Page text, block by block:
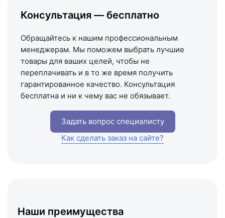
Схема проезда
Наши преимущества
Консультация — бесплатно
Обращайтесь к нашим профессиональным
менеджерам. Мы поможем выбрать лучшие
товары для ваших целей, чтобы не
переплачивать и в то же время получить
гарантированное качество. Консультация
бесплатна и ни к чему вас не обязывает.
Задать вопрос специалисту
Как сделать заказ на сайте?